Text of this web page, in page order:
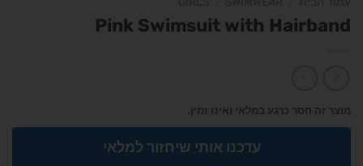
Pink Swimsuit with Hairband
מוצר זה חסר כרגע במלאי ואינו זמין.
עדכנו אותי שיחזור למלאי